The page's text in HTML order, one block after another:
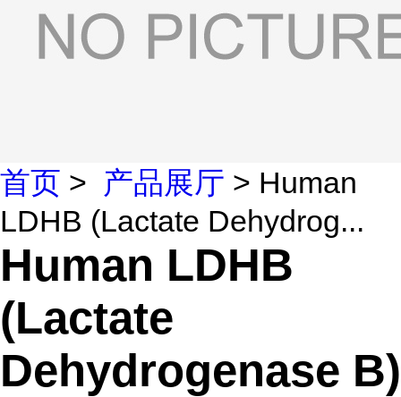
首页 > 产品展厅 > Human
LDHB (Lactate Dehydrog...
Human LDHB
(Lactate
Dehydrogenase B)